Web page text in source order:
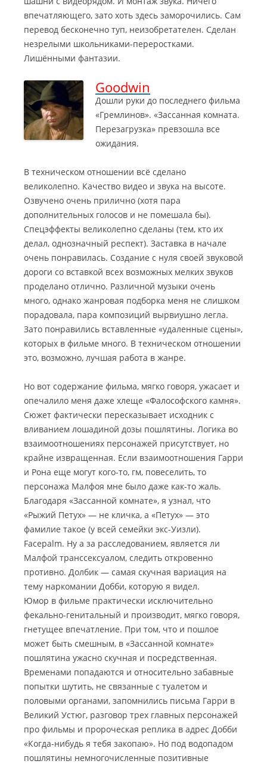
впечатляющего, зато хоть здесь заморочились. Сам
перевод бесконечно туп, неизобретателен. Сделан
незрелыми школьниками-переростками.
Лишёнными фантазии.
Goodwin
Дошли руки до последнего фильма
«Гремлинов». «Зассанная комната.
Перезагрузка» превзошла все
ожидания.
В техническом отношении всё сделано
великолепно. Качество видео и звука на высоте.
Озвучено очень прилично (хотя пара
дополнительных голосов и не помешала бы).
Спецэффекты великолепно сделаны (тем, кто их
делал, однозначный респект). Заставка в начале
очень понравилась. Создание с нуля своей звуковой
дороги со вставкой всех возможных мелких звуков
проделано отлично. Различной музыки очень
много, однако жанровая подборка меня не слишком
порадовала, пара композиций вырвиушно легла.
Зато понравились вставленные «удаленные сцены»,
которых в фильме много. В техническом отношении
это, возможно, лучшая работа в жанре.
Но вот содержание фильма, мягко говоря, ужасает и
опечалило меня даже хлеще «Фалософского камня».
Сюжет фактически пересказывает исходник с
вливанием лошадиной дозы пошлятины. Логика во
взаимоотношениях персонажей присутствует, но
крайне извращенная. Если взаимоотношения Гарри
и Рона еще могут кого-то, гм, повеселить, то
персонажа Малфоя мне было даже как-то жаль.
Благодаря «Зассанной комнате», я узнал, что
«Рыжий Петух» — не кличка, а «Петух» — это
фамилие такое (у всей семейки экс-Уизли).
Facepalm. Ну а за расследованием, является ли
Малфой транссексуалом, следить откровенно
противно. Долбик — самая скучная вариация на
тему наркомании Добби, которую я видел.
Юмор в фильме практически исключительно
фекально-генитальный и производит, мягко говоря,
гнетущее впечатление. При том, что и пошлое
может быть смешным, в «Зассанной комнате»
пошлятина ужасно скучная и посредственная.
Временами попадаются и относительно забавные
попытки шутить, не связанные с туалетом и
половыми органами, запомнились письма Гарри в
Великий Устюг, разговор трех главных персонажей
про фильмы и пророческая реплика в адрес Добби
«Когда-нибудь я тебя закопаю». Но под водопадом
пошлятины немногочисленные позитивные